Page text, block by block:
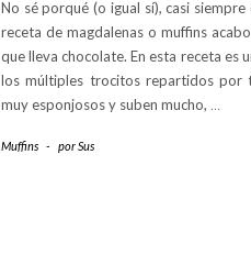
No sé porqué (o igual sí), casi
receta de magdalenas o muffins
que lleva chocolate. En esta receta es
los múltiples trocitos repartidos por
muy esponjosos y suben mucho, …
Muffins - porSus